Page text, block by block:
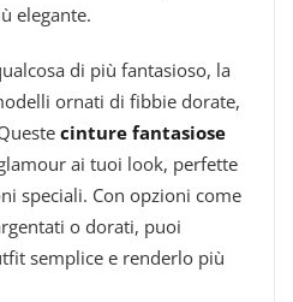
elegante.
di più fantasioso, la
ornati di fibbie dorate,
cinture fantasiose
ai tuoi look, perfette
speciali. Con opzioni come
o dorati, puoi
semplice e renderlo più